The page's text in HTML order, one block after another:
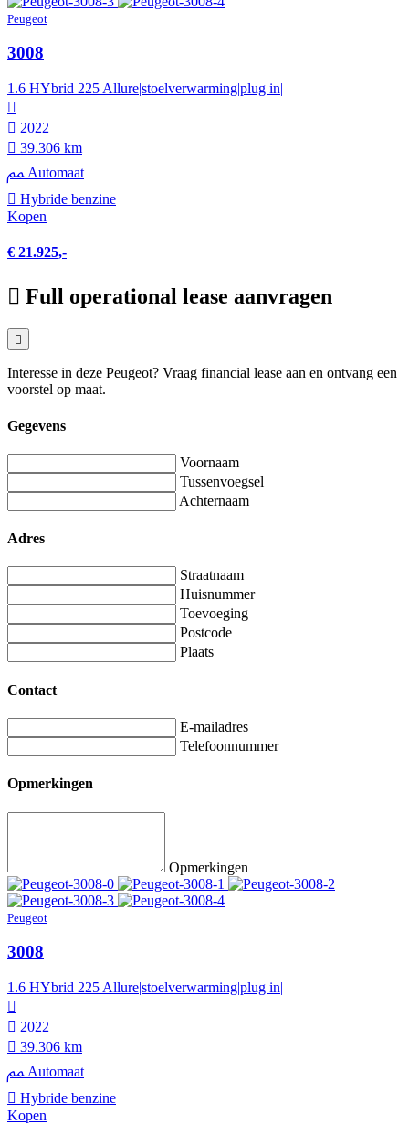
Peugeot
3008
1.6 HYbrid 225 Allure|stoelverwarming|plug in|
2022
39.306 km
Automaat
Hybride benzine
Kopen
€ 21.925,-
Full operational lease aanvragen
Interesse in deze Peugeot? Vraag financial lease aan en ontvang een
voorstel op maat.
Gegevens
Voornaam
Tussenvoegsel
Achternaam
Adres
Straatnaam
Huisnummer
Toevoeging
Postcode
Plaats
Contact
E-mailadres
Telefoonnummer
Opmerkingen
Opmerkingen
Peugeot
3008
1.6 HYbrid 225 Allure|stoelverwarming|plug in|
2022
39.306 km
Automaat
Hybride benzine
Kopen